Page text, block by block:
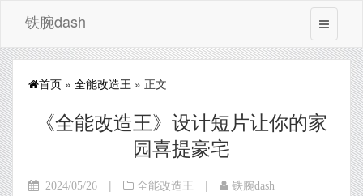
铁腕dash
首页 » 全能改造王 » 正文
《全能改造王》设计短片让你的家
园喜提豪宅
2024/05/26 | 全能改造王 | 铁腕dash